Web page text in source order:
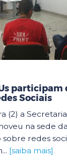
participam
Sociais
(2) a
na sede
redes
[saiba mais]